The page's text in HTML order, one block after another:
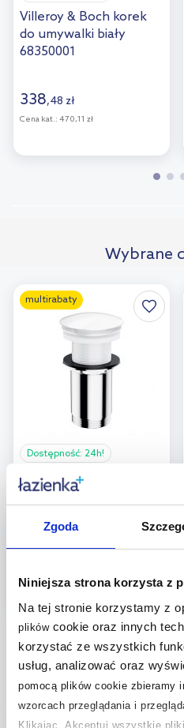
Zgoda
Niniejsza strona korzysta z
Na tej stronie korzystamy z
plikówcookie oraz innych
korzystać ze wszystkich
usług, analizować oraz
pomocą plików cookie zbieramy
wzorcach przeglądania i
Klikając „Akceptuj wszystkie
Villeroy & Boch korek
do umywalki biały
68350001
338,48 zł
Cena kat.: 470,11 zł
Wybrane
multirabaty
Dostępność: 24h!
Omnires korek do
umywalki biały połysk
(6)
Pytania i